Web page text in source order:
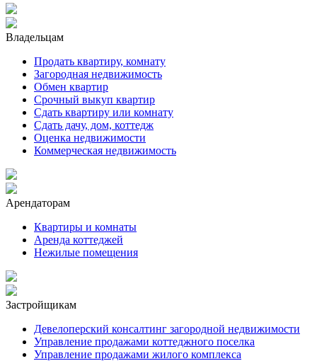
Владельцам
Продать квартиру, комнату
Загородная недвижимость
Обмен квартир
Срочный выкуп квартир
Сдать квартиру или комнату
Сдать дачу, дом, коттедж
Оценка недвижимости
Коммерческая недвижимость
Арендаторам
Квартиры и комнаты
Аренда коттеджей
Нежилые помещения
Застройщикам
Девелоперский консалтинг загородной недвижимости
Управление продажами коттеджного поселка
Управление продажами жилого комплекса